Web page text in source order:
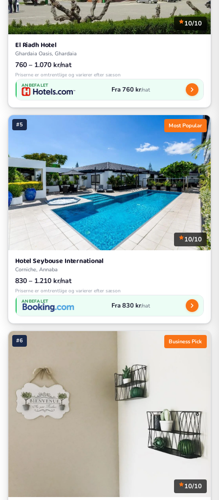
10/10
El Riadh Hotel
Ghardaia Oasis, Ghardaia
760 – 1.070 kr/nat
Priserne er omtrentlige og varierer efter sæson
ANBEFALET Fra 760 kr/nat
#5 Most Popular
10/10
Hotel Seybouse International
Corniche, Annaba
830 – 1.210 kr/nat
Priserne er omtrentlige og varierer efter sæson
ANBEFALET Fra 830 kr/nat
#6 Business Pick
10/10